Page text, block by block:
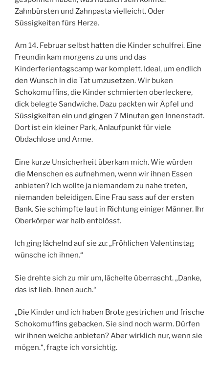
Zahnbürsten und Zahnpasta vielleicht. Oder
Süssigkeiten fürs Herze.
Am 14. Februar selbst hatten die Kinder schulfrei. Eine
Freundin kam morgens zu uns und das
Kinderferientagscamp war komplett. Ideal, um endlich
den Wunsch in die Tat umzusetzen. Wir buken
Schokomuffins, die Kinder schmierten oberleckere,
dick belegte Sandwiche. Dazu packten wir Äpfel und
Süssigkeiten ein und gingen 7 Minuten gen Innenstadt.
Dort ist ein kleiner Park, Anlaufpunkt für viele
Obdachlose und Arme.
Eine kurze Unsicherheit überkam mich. Wie würden
die Menschen es aufnehmen, wenn wir ihnen Essen
anbieten? Ich wollte ja niemandem zu nahe treten,
niemanden beleidigen. Eine Frau sass auf der ersten
Bank. Sie schimpfte laut in Richtung einiger Männer. Ihr
Oberkörper war halb entblösst.
Ich ging lächelnd auf sie zu: „Fröhlichen Valentinstag
wünsche ich ihnen.“
Sie drehte sich zu mir um, lächelte überrascht. „Danke,
das ist lieb. Ihnen auch.“
„Die Kinder und ich haben Brote gestrichen und frische
Schokomuffins gebacken. Sie sind noch warm. Dürfen
wir ihnen welche anbieten? Aber wirklich nur, wenn sie
mögen.“, fragte ich vorsichtig.